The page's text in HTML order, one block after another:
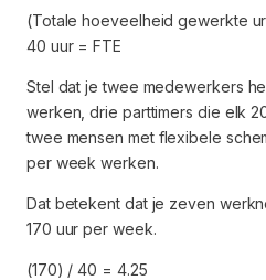
(Totale hoeveelheid gewerkte
40 uur = FTE
Stel dat je twee medewerkers
werken, drie parttimers die elk
twee mensen met flexibele
per week werken.
Dat betekent dat je zeven
170 uur per week.
(170) / 40 = 4.25